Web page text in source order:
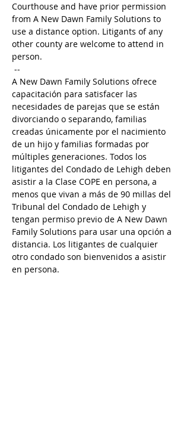
Courthouse and have prior permission
from A New Dawn Family Solutions to
use a distance option. Litigants of any
other county are welcome to attend in
person.
--
A New Dawn Family Solutions ofrece
capacitación para satisfacer las
necesidades de parejas que se están
divorciando o separando, familias
creadas únicamente por el nacimiento
de un hijo y familias formadas por
múltiples generaciones. Todos los
litigantes del Condado de Lehigh deben
asistir a la Clase COPE en persona, a
menos que vivan a más de 90 millas del
Tribunal del Condado de Lehigh y
tengan permiso previo de A New Dawn
Family Solutions para usar una opción a
distancia. Los litigantes de cualquier
otro condado son bienvenidos a asistir
en persona.